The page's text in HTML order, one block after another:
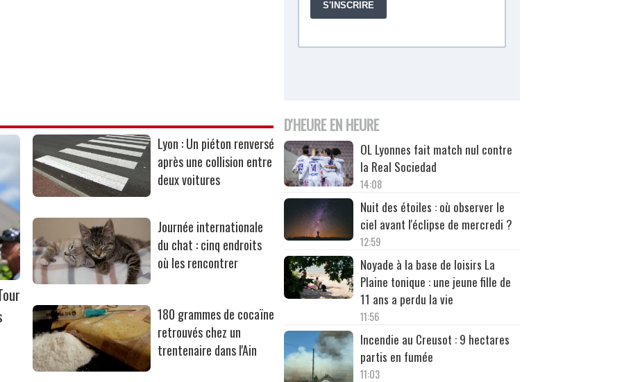
Lyon : Un piéton renversé
après une collision entre
deux voitures
Journée internationale
du chat : cinq endroits
où les rencontrer
180 grammes de cocaïne
retrouvés chez un
trentenaire dans l'Ain
D'HEURE EN HEURE
OL Lyonnes fait match nul contre
la Real Sociedad
14:08
Nuit des étoiles : où observer le
ciel avant l'éclipse de mercredi ?
12:59
Noyade à la base de loisirs La
Plaine tonique : une jeune fille de
11 ans a perdu la vie
11:56
Incendie au Creusot : 9 hectares
partis en fumée
11:03